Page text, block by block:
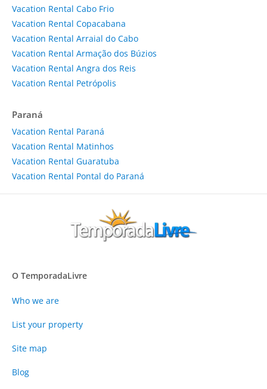
Vacation Rental Cabo Frio
Vacation Rental Copacabana
Vacation Rental Arraial do Cabo
Vacation Rental Armação dos Búzios
Vacation Rental Angra dos Reis
Vacation Rental Petrópolis
Paraná
Vacation Rental Paraná
Vacation Rental Matinhos
Vacation Rental Guaratuba
Vacation Rental Pontal do Paraná
O TemporadaLivre
Who we are
List your property
Site map
Blog